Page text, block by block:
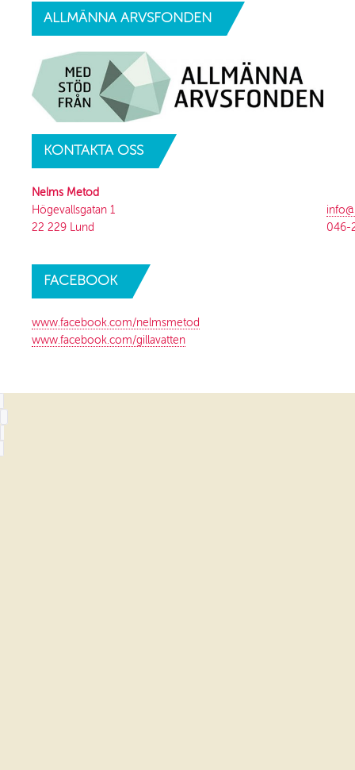
ALLMÄNNA ARVSFONDEN
KONTAKTAOSS
Nelms Metod
Högevallsgatan 1
22 229 Lund
046-
FACEBOOK
www.facebook.com/nelmsmetod
www.facebook.com/gillavatten